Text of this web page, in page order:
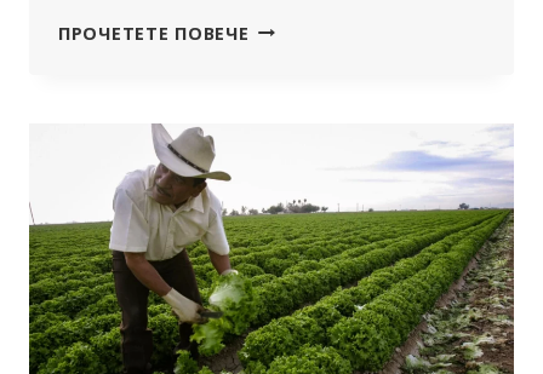
ПРОЧЕТЕТЕ ПОВЕЧЕ ДОСИЕТАТА
КАПРИЗНИЧЕНЕ:
ИСКАНИЯТА
ЗА
ПОСЛЕДСТВИЯ
И
ПРОМЯНА
В
МЕДИИТЕ